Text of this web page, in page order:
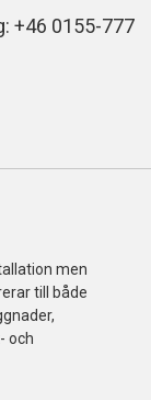
+46 0155-777
men
till både
och